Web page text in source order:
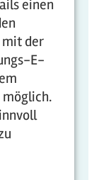
einen
mit der
E-